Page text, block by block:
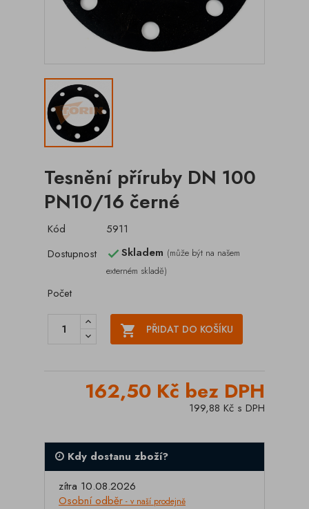
Tesnění příruby DN 100
PN10/16 černé
Kód
5911
Dostupnost
Skladem (může být na našem
externém skladě)
Počet
 PŘIDAT DO KOŠÍKU
162,50 Kč bez DPH
199,88 Kč s DPH
Kdy dostanu zboží?
zítra 10.08.2026
Osobní odběr - v naší prodejně